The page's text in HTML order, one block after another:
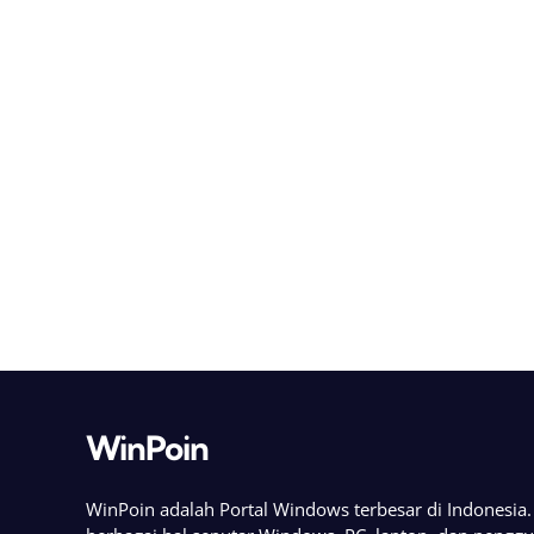
WinPoin
WinPoin adalah Portal Windows terbesar di